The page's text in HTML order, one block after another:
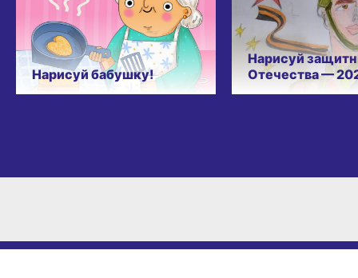
Нарисуй бабушку!
Нарисуй
Отечества —